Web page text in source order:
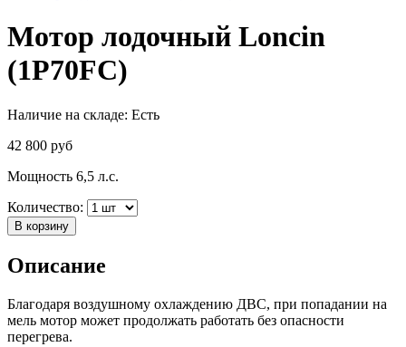
Мотор лодочный Loncin
(1P70FC)
Наличие на складе: Есть
42 800 руб
Мощность 6,5 л.с.
Количество:
В корзину
Описание
Благодаря воздушному охлаждению ДВС, при попадании на
мель мотор может продолжать работать без опасности
перегрева.